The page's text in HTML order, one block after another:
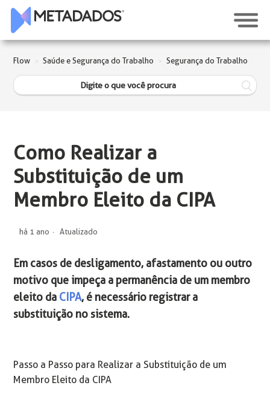
Flow Saúde e Segurança do Trabalho Segurança do Trabalho
Como Realizar a
Substituição de um
Membro Eleito da CIPA
há 1 ano Atualizado
Em casos de desligamento, afastamento ou outro
motivo que impeça a permanência de um membro
eleito da CIPA, é necessário registrar a
substituição no sistema.
Passo a Passo para Realizar a Substituição de um
Membro Eleito da CIPA